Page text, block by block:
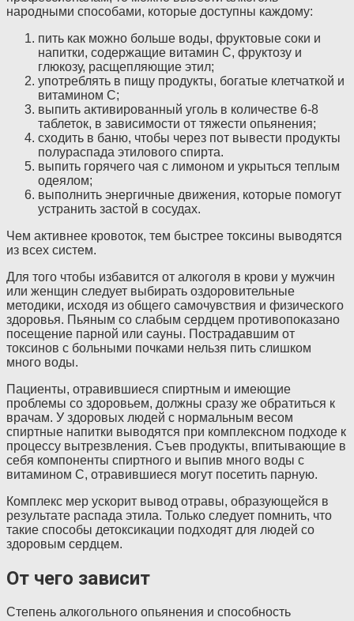
народными способами, которые доступны каждому:
пить как можно больше воды, фруктовые соки и
напитки, содержащие витамин С, фруктозу и
глюкозу, расщепляющие этил;
употреблять в пищу продукты, богатые клетчаткой и
витамином С;
выпить активированный уголь в количестве 6-8
таблеток, в зависимости от тяжести опьянения;
сходить в баню, чтобы через пот вывести продукты
полураспада этилового спирта.
выпить горячего чая с лимоном и укрыться теплым
одеялом;
выполнить энергичные движения, которые помогут
устранить застой в сосудах.
Чем активнее кровоток, тем быстрее токсины выводятся
из всех систем.
Для того чтобы избавится от алкоголя в крови у мужчин
или женщин следует выбирать оздоровительные
методики, исходя из общего самочувствия и физического
здоровья. Пьяным со слабым сердцем противопоказано
посещение парной или сауны. Пострадавшим от
токсинов с больными почками нельзя пить слишком
много воды.
Пациенты, отравившиеся спиртным и имеющие
проблемы со здоровьем, должны сразу же обратиться к
врачам. У здоровых людей с нормальным весом
спиртные напитки выводятся при комплексном подходе к
процессу вытрезвления. Съев продукты, впитывающие в
себя компоненты спиртного и выпив много воды с
витамином С, отравившиеся могут посетить парную.
Комплекс мер ускорит вывод отравы, образующейся в
результате распада этила. Только следует помнить, что
такие способы детоксикации подходят для людей со
здоровым сердцем.
От чего зависит
Степень алкогольного опьянения и способность